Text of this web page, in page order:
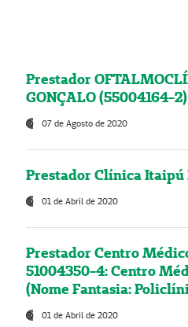
Prestador
GONÇALO (55004164-2)
07 de Agosto de 2020
Prestador Clínica Itaipú
01 de Abril de 2020
Prestador Centro
51004350-4: Centro
(Nome Fantasia:
01 de Abril de 2020